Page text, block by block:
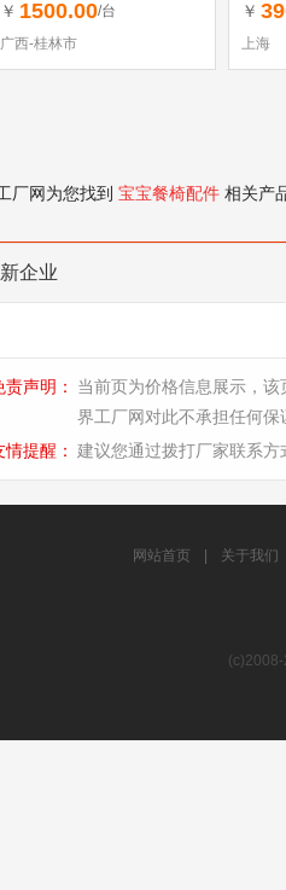
￥ 1500.00/台
广西-桂林市
￥
上海
厂网为您找到 宝宝餐椅配件 相关产
企业
责声明：
当前页为价格信息展示，
界工厂网对此不承担任何保
情提醒： 建议您通过拨打厂家联系
网站首页 关于我们